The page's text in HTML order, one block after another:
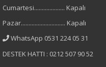
Yaka Tipi
Fermuarlı Yaka
Cinsiyet
Cumartesi.................... Kapalı
Pazar............................. Kapalı
WhatsApp 0531 224 05 31
DESTEK HATTI : 0212 507 90 52